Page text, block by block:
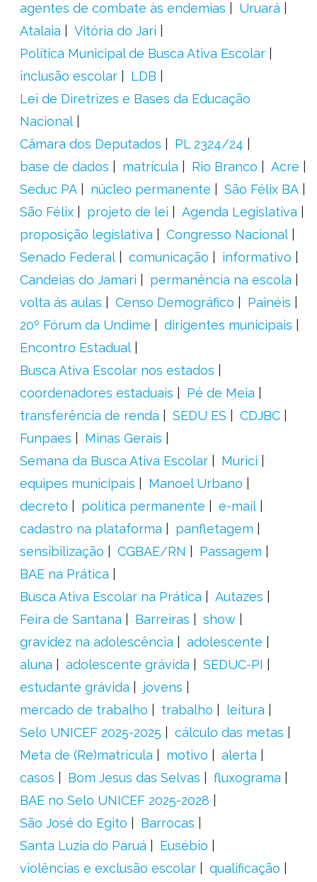
agentes de combate às endemias
Uruará
Atalaia
Vitória do Jari
Política Municipal de Busca Ativa Escolar
inclusão escolar
LDB
Lei de Diretrizes e Bases da Educação
Nacional
Câmara dos Deputados
PL 2324/24
base de dados
matrícula Rio Branco
Acre
Seduc PA
núcleo permanente
São Félix BA
São Félix
projeto de lei
Agenda Legislativa
proposição legislativa
Congresso Nacional
Senado Federal
comunicação
informativo
Candeias do Jamari
permanência na escola
volta ás aulas
Censo Demográfico
Painéis
20º Fórum da Undime
dirigentes municipais
Encontro Estadual
Busca Ativa Escolar nos estados
coordenadores estaduais
Pé de Meia
transferência de renda
SEDU ES
CDJBC
Funpaes
Minas Gerais
Semana da Busca Ativa Escolar
Murici
equipes municipais
Manoel Urbano
decreto
política permanente
e-mail
cadastro na plataforma
panfletagem
sensibilização
CGBAE/RN
Passagem
BAE na Prática
Busca Ativa Escolar na Prática
Autazes
Feira de Santana
Barreiras
show
gravidez na adolescência
adolescente
aluna
adolescente grávida
SEDUC-PI
estudante grávida
jovens
mercado de trabalho
trabalho
leitura
Selo UNICEF 2025-2025
cálculo das metas
Meta de (Re)matrícula
motivo
alerta
casos
Bom Jesus das Selvas
fluxograma
BAE no Selo UNICEF 2025-2028
São José do Egito
Barrocas
Santa Luzia do Paruá
Eusébio
violências e exclusão escolar
qualificação